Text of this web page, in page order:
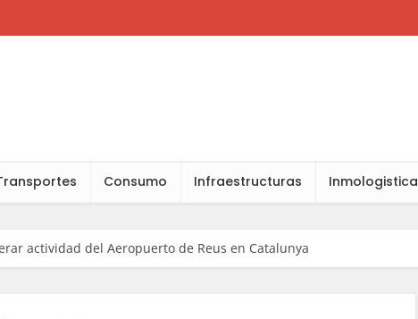
Consumo Infraestructuras Inmologistica
actividad del Aeropuerto de Reus en Catalunya